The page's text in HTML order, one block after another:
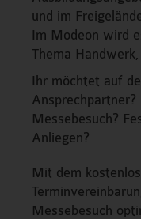
und im
Im Modeon wird
Thema
Ihr möchtet auf
Messebesuch?
Anliegen?
Mit dem
Messebesuch